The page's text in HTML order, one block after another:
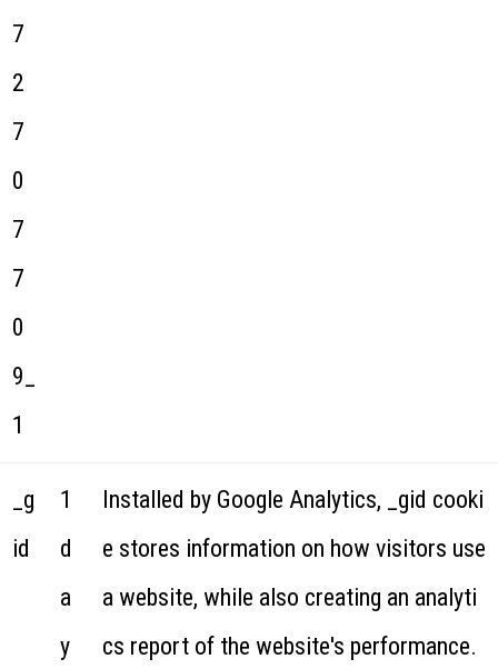
7
2
7
0
7
7
0
9_
1
_g
id
1
d
a
y
Installed by Google Analytics, _gid cooki
e stores information on how visitors use
a website, while also creating an analyti
cs report of the website's performance.